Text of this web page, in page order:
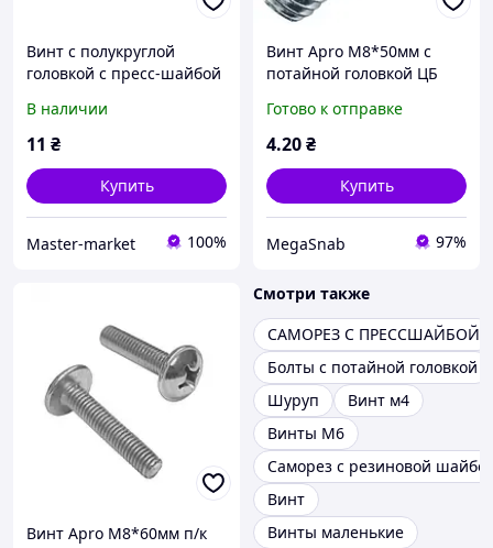
Винт с полукруглой
головкой с пресс-шайбой
В наличии
11 ₴
Купить
Master-market 100%
Винт Apro М8*50мм с
потайной головкой ЦБ
Готово к отправке
4.20₴
Купить
MegaSnab 97%
Винт Apro М8*60мм п/к
Смотри также
САМОРЕЗ С ПРЕССШАЙБОЙ
Болты с потайной головкой
Шуруп
Винт м4
Винты М6
Саморез с резиновой
Винт
Винты маленькие